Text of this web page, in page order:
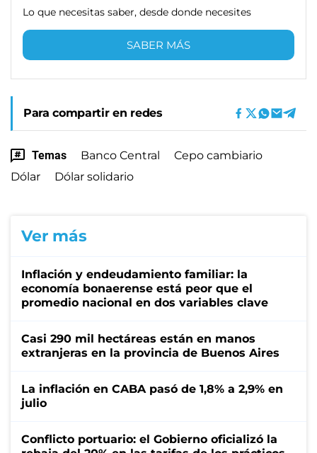
Lo que necesitas saber, desde donde necesites
SABER MÁS
Para compartir en redes
Temas Banco Central
Cepo cambiario
Dólar
Dólar solidario
Ver más
Inflación y endeudamiento familiar: la
economía bonaerense está peor que el
promedio nacional en dos variables clave
Casi 290 mil hectáreas están en manos
extranjeras en la provincia de Buenos Aires
La inflación en CABA pasó de 1,8% a 2,9% en
julio
Conflicto portuario: el Gobierno oficializó la